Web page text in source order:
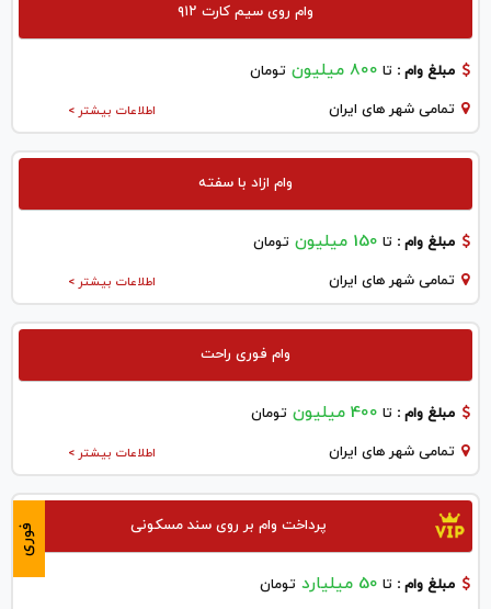
وام روی سیم کارت ۹۱۲
مبلغ وام : تا 800 میلیون تومان
اطلاعات بیشتر > تمامی شهر های ایران
وام ازاد با سفته
مبلغ وام : تا 150 میلیون تومان
اطلاعات بیشتر > تمامی شهر های ایران
وام فوری راحت
مبلغ وام : تا 400 میلیون تومان
اطلاعات بیشتر > تمامی شهر های ایران
فوری پرداخت وام بر روی سند مسکونی
مبلغ وام : تا 50 میلیارد تومان